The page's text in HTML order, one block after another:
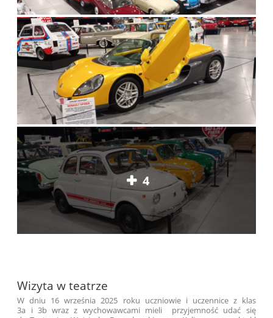
4
Wizyta w teatrze
W dniu 16 września 2025 roku uczniowie i uczennice z klas
3a i 3b wraz z wychowawcami mieli przyjemność udać się